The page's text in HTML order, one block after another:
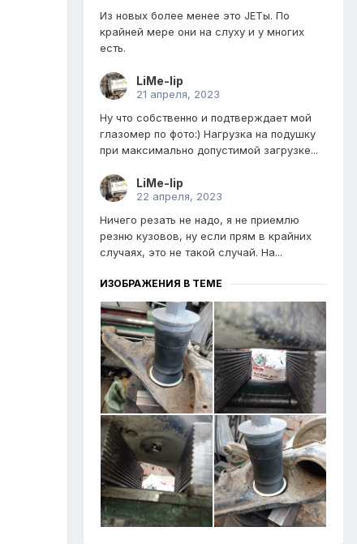
Из новых более менее это JETы. По
крайней мере они на слуху и у многих
есть.
LiMe-lip
21 апреля, 2023
Ну что собственно и подтверждает мой
глазомер по фото:) Нагрузка на подушку
при максимально допустимой загрузке...
LiMe-lip
22 апреля, 2023
Ничего резать не надо, я не приемлю
резню кузовов, ну если прям в крайних
случаях, это не такой случай. На...
ИЗОБРАЖЕНИЯ В ТЕМЕ